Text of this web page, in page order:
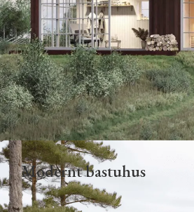
Modernt bastuhus